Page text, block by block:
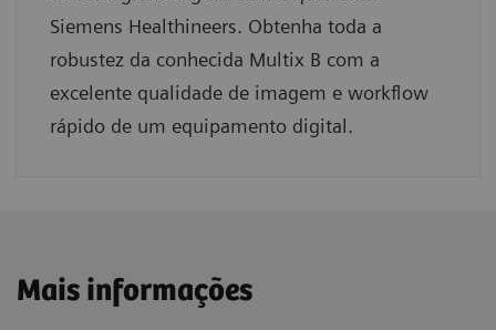
Siemens Healthineers. Obtenha toda a
robustez da conhecida Multix B com a
excelente qualidade de imagem e workflow
rápido de um equipamento digital.
Mais informações